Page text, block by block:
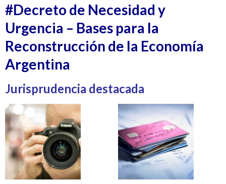
#Decreto de Necesidad y
Urgencia – Bases para la
Reconstrucción de la Economía
Argentina
Jurisprudencia destacada